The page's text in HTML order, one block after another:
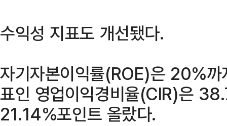
수익성 지표도 개선됐다.
자기자본이익률(ROE)은 20%
표인 영업이익경비율(CIR)은
21.14%포인트 올랐다.